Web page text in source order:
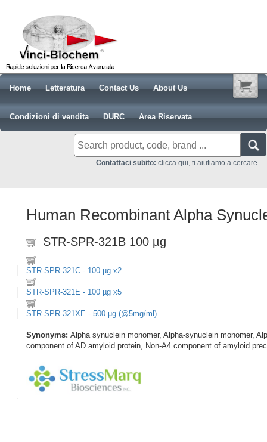
Home Letteratura Contact Us About Us
Condizioni di vendita DURC Area Riservata
Contattaci subito: clicca qui, ti aiutiamo a cercare
Human Recombinant Alpha
STR-SPR-321B 100 µg
STR-SPR-321C - 100 µg x2
STR-SPR-321E - 100 µg x5
STR-SPR-321XE - 500 µg (@5mg/ml)
Synonyms: Alpha synuclein monomer, Alpha-synuclein monomer,
component of AD amyloid protein, Non-A4 component of amyloid